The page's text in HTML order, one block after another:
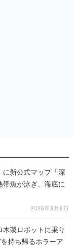
に新公式マップ「深
魚が泳ぎ、海底に
2026年8月8日
木製ロボットに乗り
持ち帰るホラーア